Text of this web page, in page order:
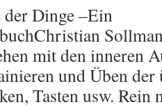
der Dinge –Ein
mit den inneren
und Üben
Tasten usw.